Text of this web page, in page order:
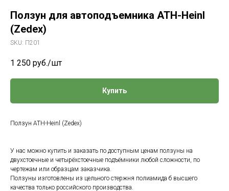
Ползун для автоподъемника ATH-Heinl
(Zedex)
SKU: П201
1 250 руб./шт
Купить
Ползун ATH-Heinl (Zedex)
У нас можно купить и заказать по доступным ценам ползуны на
двухстоечные и четырёхстоечные подъёмники любой сложности, по
чертежам или образцам заказчика.
Ползуны изготовлены из цельного стержня полиамида б высшего
качества только российского производства.